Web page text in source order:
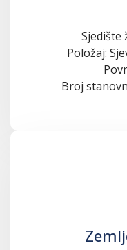
Sjedište
Položaj:
Broj